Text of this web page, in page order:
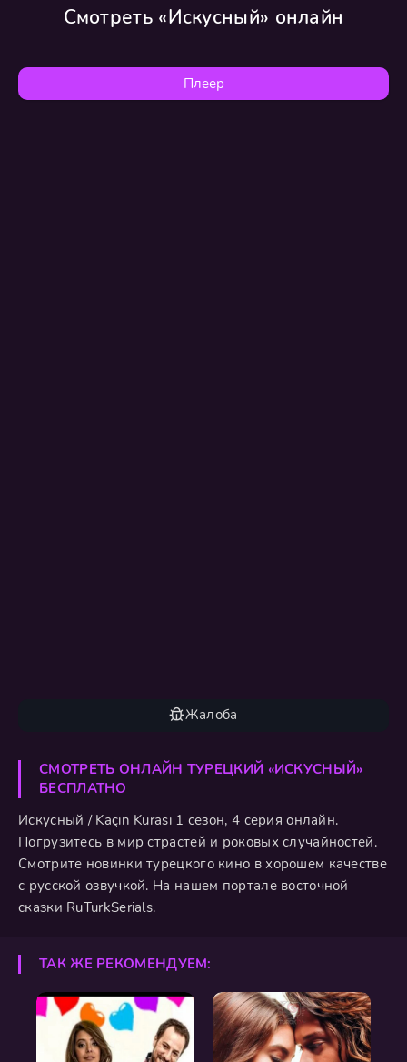
Смотреть «Искусный» онлайн
Плеер
Жалоба
СМОТРЕТЬ ОНЛАЙН ТУРЕЦКИЙ «ИСКУСНЫЙ»
БЕСПЛАТНО
Искусный / Kaçın Kurası 1 сезон, 4 серия онлайн.
Погрузитесь в мир страстей и роковых случайностей.
Смотрите новинки турецкого кино в хорошем качестве
с русской озвучкой. На нашем портале восточной
сказки RuTurkSerials.
ТАК ЖЕ РЕКОМЕНДУЕМ: